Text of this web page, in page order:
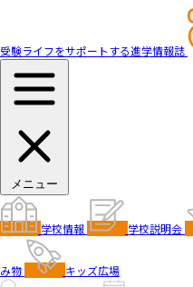
受験ライフをサポートする進学情報誌
メニュー
学校情報 学校説明会
み物
キッズ広場